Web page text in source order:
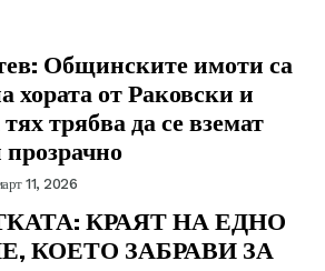
Общинските имоти са
хората от Раковски и
трябва да се вземат
11, 2026
КРАЯТ НА ЕДНО
КОЕТО ЗАБРАВИ ЗА